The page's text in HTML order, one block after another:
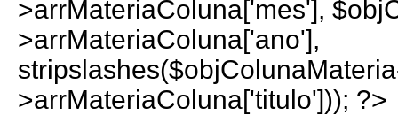
>arrMateriaColuna['mes'],
>arrMateriaColuna['ano'],
>arrMateriaColuna['titulo'])); ?>